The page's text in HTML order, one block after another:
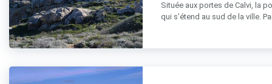
Située aux portes de Calvi, la
qui s’étend au sud de la ville.